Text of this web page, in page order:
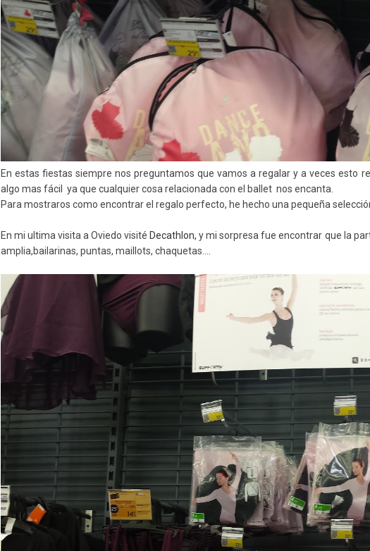
En estas fiestas siempre nos preguntamos que vamos a regalar y a veces esto
algo mas fácil ya que cualquier cosa relacionada con el ballet nos encanta.
Para mostraros como encontrar el regalo perfecto, he hecho una pequeña
En mi ultima visita a Oviedo visitéDecathlon,y mi sorpresa fue encontrar que la
amplia,bailarinas, puntas, maillots, chaquetas....